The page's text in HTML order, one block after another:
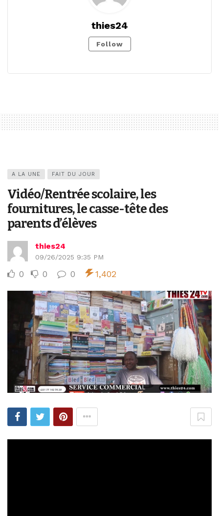
thies24
Follow
A LA UNE FAIT DU JOUR
Vidéo/Rentrée scolaire, les
fournitures, le casse-tête des
parents d’élèves
thies24
09/26/2025 9:35 PM
0 0 0 1,402